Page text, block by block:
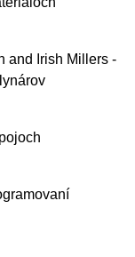
and Irish Millers -